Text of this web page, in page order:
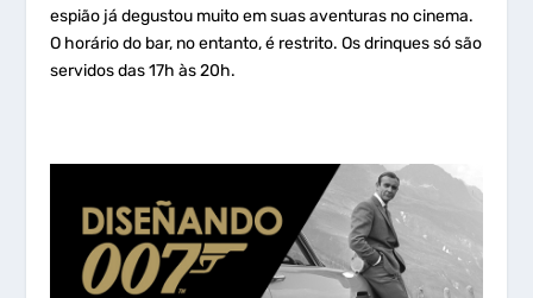
espião já degustou muito em suas aventuras no cinema.
O horário do bar, no entanto, é restrito. Os drinques só são
servidos das 17h às 20h.